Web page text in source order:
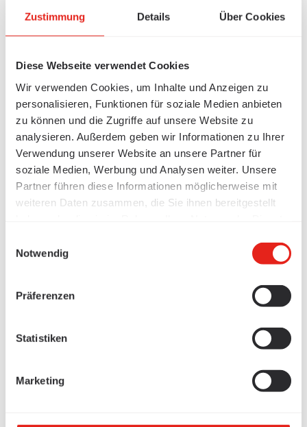
Zustimmung Details Über Cookies
Diese Webseite verwendet Cookies
Wir verwenden Cookies, um Inhalte und Anzeigen zu
personalisieren, Funktionen für soziale Medien anbieten
zu können und die Zugriffe auf unsere Website zu
analysieren. Außerdem geben wir Informationen zu Ihrer
Verwendung unserer Website an unsere Partner für
soziale Medien, Werbung und Analysen weiter. Unsere
Partner führen diese Informationen möglicherweise mit
weiteren Daten zusammen, die Sie ihnen bereitgestellt
Notwendig
Präferenzen
Statistiken
Marketing